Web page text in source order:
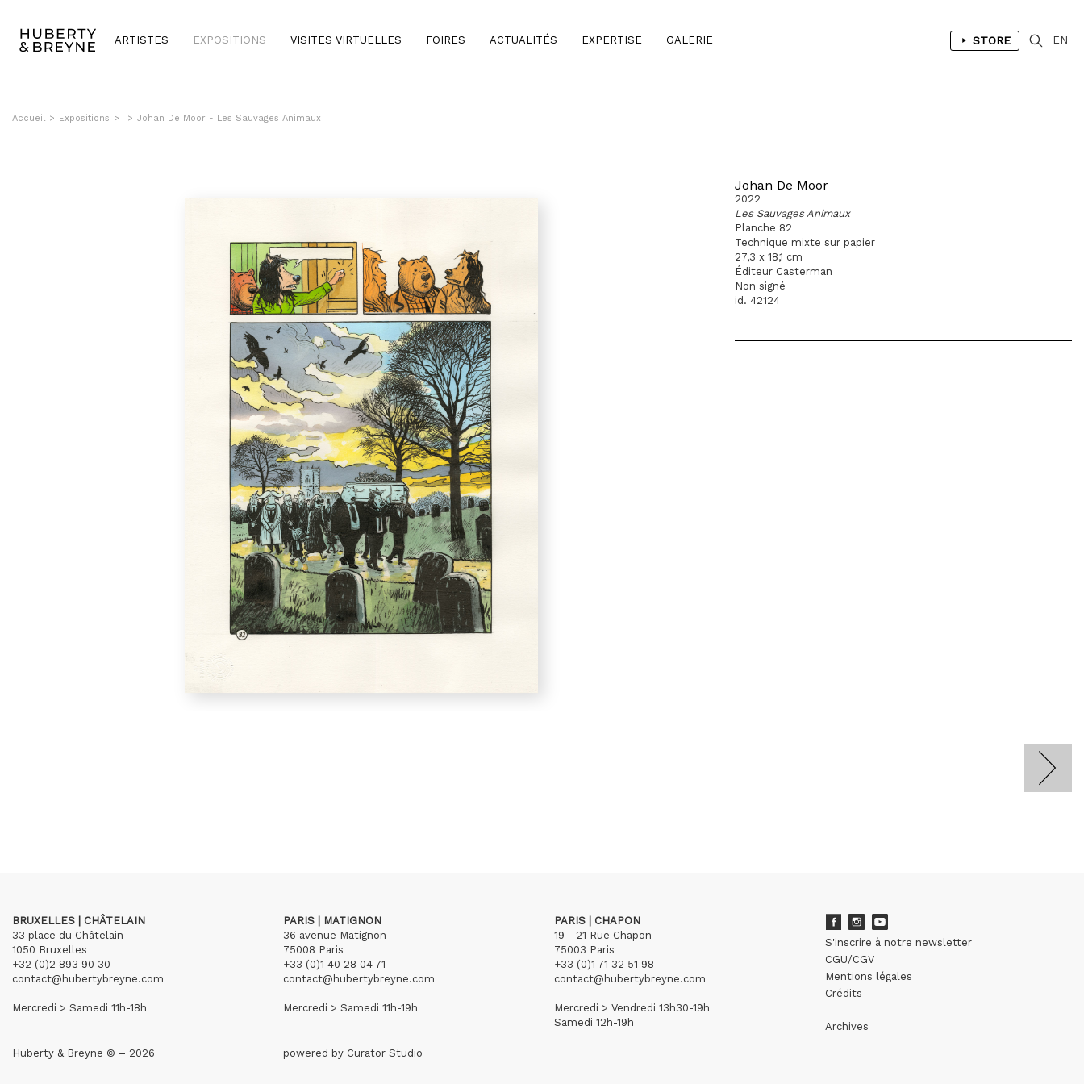
ARTISTES EXPOSITIONS VISITES VIRTUELLES FOIRES ACTUALITÉS EXPERTISE GALERIE STORE EN
Accueil > Expositions > > Johan De Moor - Les Sauvages Animaux
Johan De Moor
2022
Les Sauvages Animaux
Planche 82
Technique mixte sur papier
27,3 x 18,1 cm
Éditeur Casterman
Non signé
id. 42124
BRUXELLES | CHÂTELAIN
33 place du Châtelain
1050 Bruxelles
+32 (0)2 893 90 30
contact@hubertybreyne.com
Mercredi > Samedi 11h-18h
PARIS | MATIGNON
36 avenue Matignon
75008 Paris
+33 (0)1 40 28 04 71
contact@hubertybreyne.com
Mercredi > Samedi 11h-19h
PARIS | CHAPON
19 - 21 Rue Chapon
75003 Paris
+33 (0)1 71 32 51 98
contact@hubertybreyne.com
Mercredi > Vendredi 13h30-19h
Samedi 12h-19h
S'inscrire à notre newsletter
CGU/CGV
Mentions légales
Crédits
Archives
Huberty & Breyne © – 2026 powered by Curator Studio